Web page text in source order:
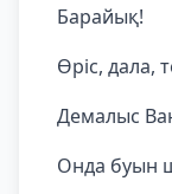
Барайық!
Өріс, дала,
Демалыс
Онда буын